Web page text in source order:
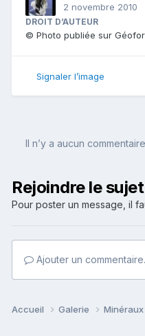
2 novembre 2010
DROIT D’AUTEUR
© Photo publiée sur
Signaler l’image
Il n’y a aucun
Rejoindre le
Pour poster un message, il
Ajouter un
Accueil Galerie Minéraux